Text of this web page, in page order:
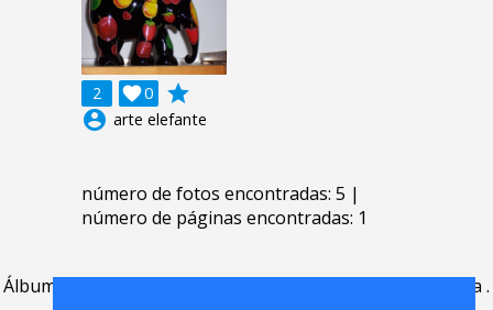
2 0

grade
account_circle arte elefante
número de fotos encontradas: 5 |
número de páginas encontradas: 1
Álbum acordo de licença .